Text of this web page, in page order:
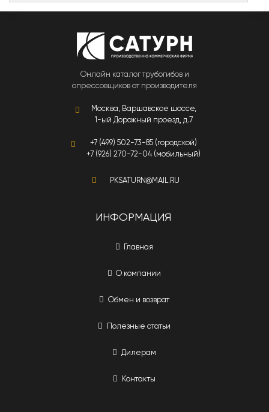
Онлайн каталог трубогибов и
опрессовщиков от производителя
Москва, Варшавское шоссе,
1-ый Дорожный проезд, д.7
+7 (499) 502-73-85 (городской)
+7 (926) 270-72-04 (мобильный)
PKSATURN@MAIL.RU
ИНФОРМАЦИЯ
Главная
О компании
Обмен и возврат
Полезные статьи
Дилерам
Контакты